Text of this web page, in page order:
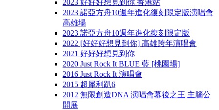
2023 好好好想見到你 香港站
2023 諾亞方舟10週年進化復刻限定版演唱會
高雄場
2023 諾亞方舟10週年進化復刻限定版
2022 [好好好想見到你] 高雄跨年演唱會
2021 好好好想見到你
2020 Just Rock It BLUE 藍 [桃園場]
2016 Just Rock It 演唱會
2015 超犀利趴6
2012 無限創造DNA 演唱會幕後之王 主腦公
開展